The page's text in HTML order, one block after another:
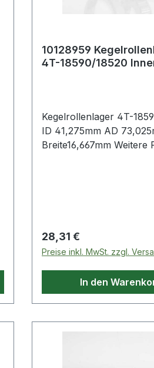
10128959
4T-18590/18520
Kegelrollenlager 4T-
ID 41,275mm AD
Breite16,667mm Weitere Produkte
Regulärer Preis:
28,31 €
Preise inkl. MwSt. zzgl.
In den